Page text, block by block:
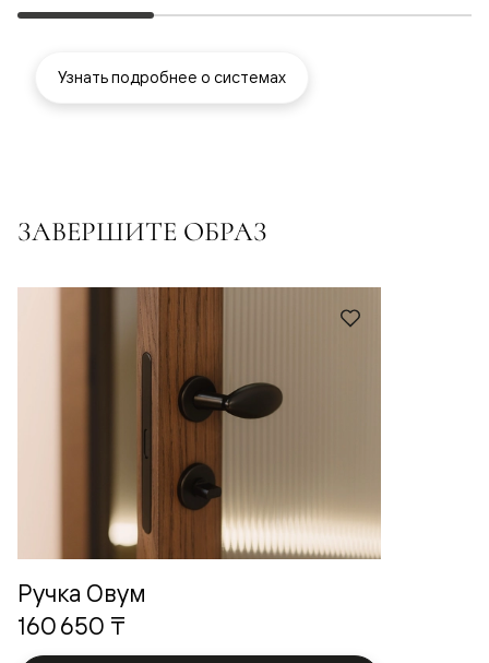
Узнать подробнее о системах
ЗАВЕРШИТЕ ОБРАЗ
Ручка Овум
160 650 ₸